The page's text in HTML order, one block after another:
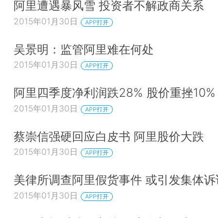
阿里遭遇暴风雪 投资者不解政商关系
2015年01月30日 APP打开
吴景明：监管阿里难在何处
2015年01月30日 APP打开
阿里四季度净利润跌28% 股价重挫10%
2015年01月30日 APP打开
蔡崇信强硬回应白皮书 阿里股价大跌
2015年01月30日 APP打开
美律所调查阿里假货事件 或引发集体
2015年01月30日 APP打开